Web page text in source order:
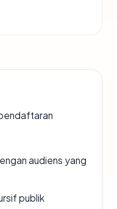
audiens yang
publik